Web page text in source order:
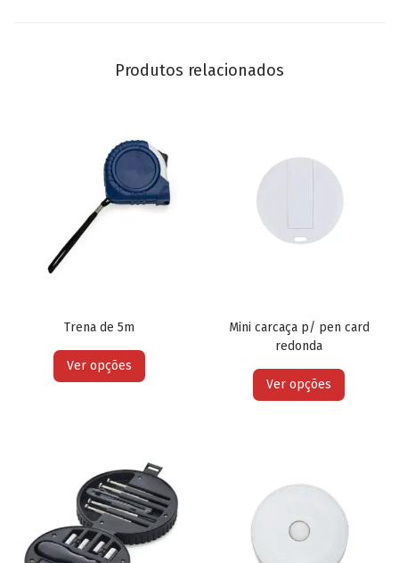
Produtos relacionados
Trena de 5m
Ver opções
Mini carcaça p/ pen card
redonda
Ver opções